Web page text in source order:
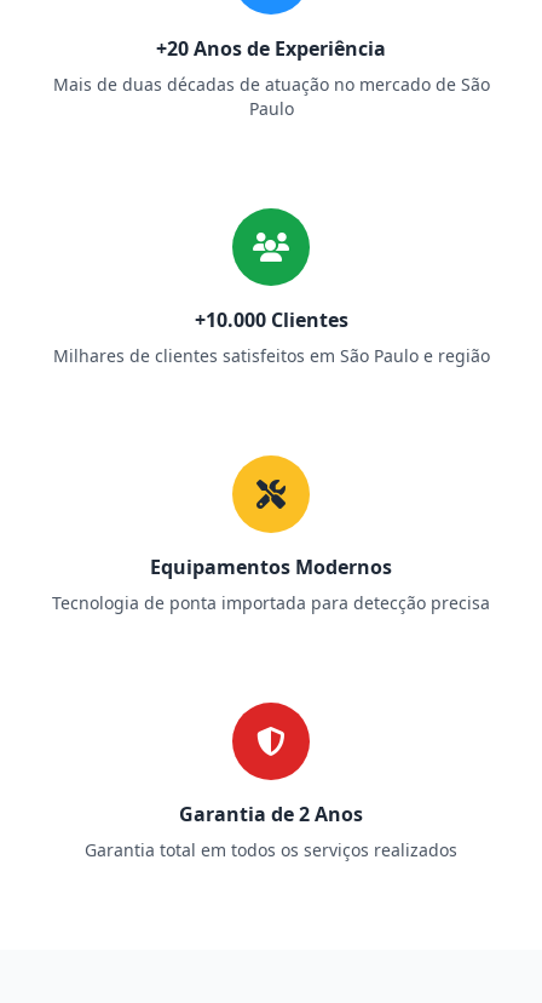
+20 Anos de Experiência
Mais de duas décadas de atuação no mercado de São
Paulo
+10.000 Clientes
Milhares de clientes satisfeitos em São Paulo e região
Equipamentos Modernos
Tecnologia de ponta importada para detecção precisa
Garantia de 2 Anos
Garantia total em todos os serviços realizados